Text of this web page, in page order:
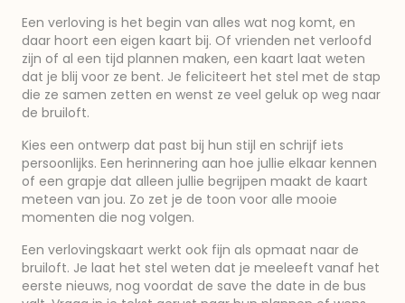
Een verloving is het begin van alles wat nog komt, en
daar hoort een eigen kaart bij. Of vrienden net verloofd
zijn of al een tijd plannen maken, een kaart laat weten
dat je blij voor ze bent. Je feliciteert het stel met de stap
die ze samen zetten en wenst ze veel geluk op weg naar
de bruiloft.
Kies een ontwerp dat past bij hun stijl en schrijf iets
persoonlijks. Een herinnering aan hoe jullie elkaar kennen
of een grapje dat alleen jullie begrijpen maakt de kaart
meteen van jou. Zo zet je de toon voor alle mooie
momenten die nog volgen.
Een verlovingskaart werkt ook fijn als opmaat naar de
bruiloft. Je laat het stel weten dat je meeleeft vanaf het
eerste nieuws, nog voordat de save the date in de bus